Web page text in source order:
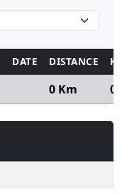
DATE DISTANCE
0 Km 0